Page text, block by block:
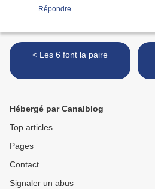
Répondre
< Les 6 font la paire
Hébergé par Canalblog
Top articles
Pages
Contact
Signaler un abus